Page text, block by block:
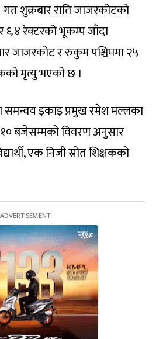
गत शुक्रबार राति जाजरकोटको
६.४ रेक्टरको भूकम्प जाँदा
जाजरकोट र रुकुम पश्चिममा २५
मृत्यु भएको छ ।
समन्वय इकाइ प्रमुख रमेश मल्लका
बजेसम्मको विवरण अनुसार
एक निजी स्रोत शिक्षकको